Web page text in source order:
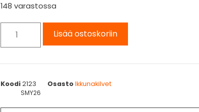
148 varastossa
Lisää ostoskoriin
Koodi2123 Osasto Ikkunakilvet
SMY26